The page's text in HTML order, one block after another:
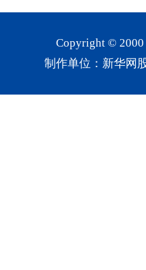
Copyright © 2000
制作单位：新华